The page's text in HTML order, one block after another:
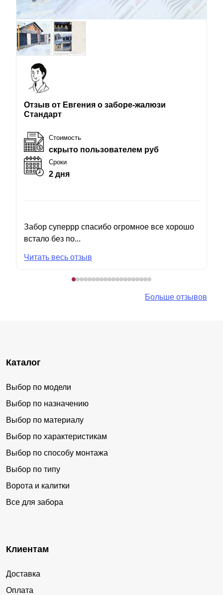
Отзыв от Евгения о заборе-жалюзи
Стандарт
Стоимость
скрыто пользователем руб
Сроки
2 дня
Забор суперрр спасибо огромное все хорошо
встало без по...
Читать весь отзыв
Больше отзывов
Каталог
Выбор по модели
Выбор по назначению
Выбор по материалу
Выбор по характеристикам
Выбор по способу монтажа
Выбор по типу
Ворота и калитки
Все для забора
Клиентам
Доставка
Оплата